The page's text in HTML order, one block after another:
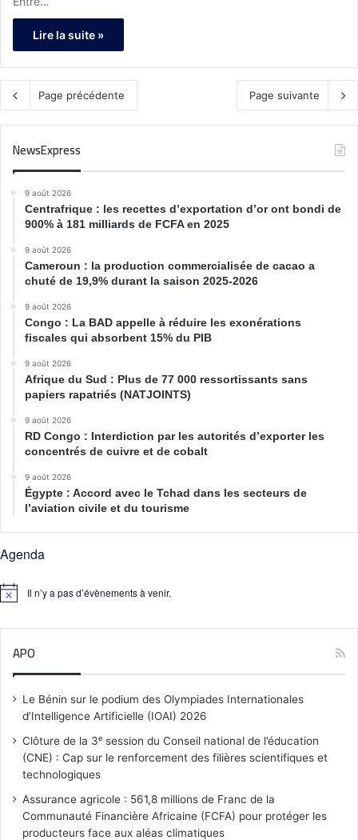
Lire la suite »
Page précédente Page suivante
NewsExpress
9 août 2026
Centrafrique : les recettes d’exportation d’or ont bondi de
900% à 181 milliards de FCFA en 2025
9 août 2026
Cameroun : la production commercialisée de cacao a
chuté de 19,9% durant la saison 2025-2026
9 août 2026
Congo : La BAD appelle à réduire les exonérations
fiscales qui absorbent 15% du PIB
9 août 2026
Afrique du Sud : Plus de 77 000 ressortissants sans
papiers rapatriés (NATJOINTS)
9 août 2026
RD Congo : Interdiction par les autorités d’exporter les
concentrés de cuivre et de cobalt
9 août 2026
Égypte : Accord avec le Tchad dans les secteurs de
l’aviation civile et du tourisme
Agenda
N
Il n’y a pas d’évènements à venir.
APO
Le Bénin sur le podium des Olympiades Internationales
d’Intelligence Artificielle (IOAI) 2026
Clôture de la 3ᵉ session du Conseil national de l’éducation
(CNE) : Cap sur le renforcement des filières scientifiques et
technologiques
Assurance agricole : 561,8 millions de Franc de la
Communauté Financière Africaine (FCFA) pour protéger les
producteurs face aux aléas climatiques